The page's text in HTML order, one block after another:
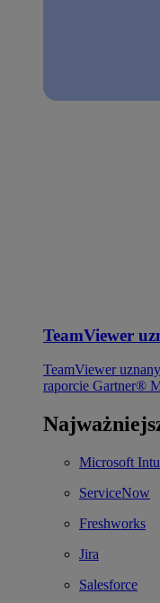
TeamViewer
TeamViewer
raporcie Gartner®
Microsoft
ServiceNow
Freshworks
Jira
Salesforce